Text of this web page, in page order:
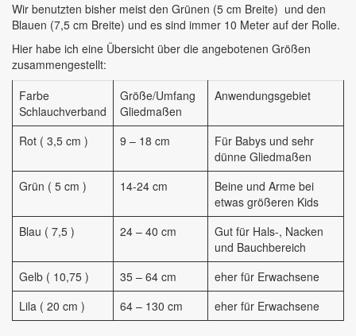
Wir benutzten bisher meist den Grünen (5 cm Breite) und den
Blauen (7,5 cm Breite) und es sind immer 10 Meter auf der Rolle.
Hier habe ich eine Übersicht über die angebotenen Größen
zusammengestellt:
Farbe
Schlauchverband
Größe/Umfang
Gliedmaßen
Anwendungsgebiet
Rot ( 3,5 cm ) 9 – 18 cm
Für Babys und sehr
dünne Gliedmaßen
Grün ( 5 cm )
14-24 cm
Beine und Arme bei
etwas größeren Kids
Blau ( 7,5 )
24 – 40 cm
Gut für Hals-, Nacken
und Bauchbereich
Gelb ( 10,75 )
35 – 64 cm
eher für Erwachsene
Lila ( 20 cm )
64 – 130 cm eher für Erwachsene